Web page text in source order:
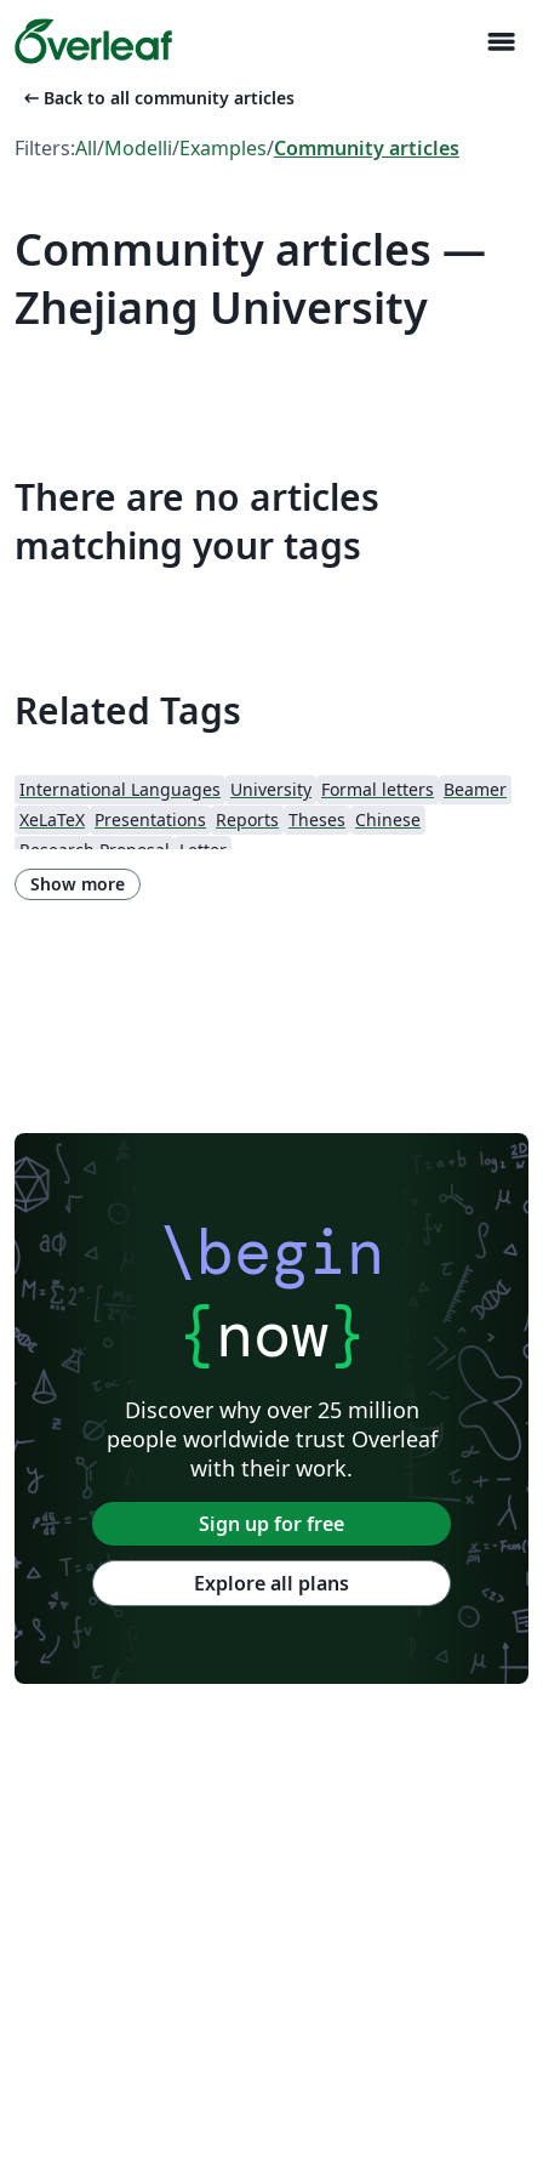
menu
arrow_left_alt Back to all community articles
Filters:All/Modelli/Examples/Community articles
Community articles —
Zhejiang University
There are no articles
matching your tags
Related Tags
International Languages University Formal letters Beamer
XeLaTeX Presentations Reports Theses Chinese
Research Proposal Letter
Show more
\begin
{now}
Discover why over 25 million
people worldwide trust Overleaf
with their work.
Sign up for free
Explore all plans